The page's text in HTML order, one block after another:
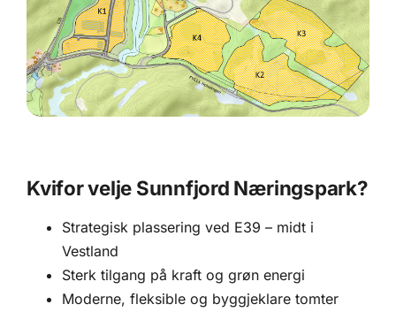
Kvifor velje Sunnfjord Næringspark?
Strategisk plassering ved E39 – midt i
Vestland
Sterk tilgang på kraft og grøn energi
Moderne, fleksible og byggjeklare tomter